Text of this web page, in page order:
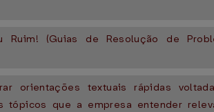
Ruim! (Guias de Resolução de
orientações textuais rápidas
tópicos que a empresa entender